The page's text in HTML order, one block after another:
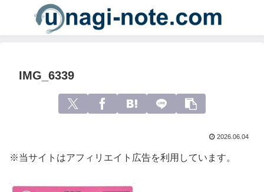
IMG_6339
2026.06.04
※当サイトはアフィリエイト広告を利用しています。